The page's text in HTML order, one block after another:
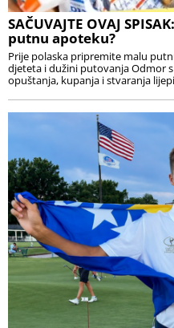
SAČUVAJTE OVAJ
putnu apoteku?
Prije polaska pripremite malu
djeteta i dužini putovanja Odmor
opuštanja, kupanja i stvaranja